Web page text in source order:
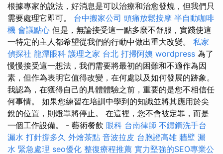
根據專家的說法，好消息是可以治療和治愈發燒，但我們只
需要處理它即可。 台中搬家公司 頭痛放鬆按摩 半自動咖啡
機 會議點心 但是，無論接受這一點多麼不舒服，實踐使這
一特定的主人都希望從我們的行動中做出重大改變。 私家
偵探社 龍潭眼科 護理之家 台北 打掃阿姨 wordpress 為了
慢慢接受這一想法，我們需要將最初的困難和不適作為因
素，但作為表明它值得改變，在何處以及如何發展的跡象。
我認為，在獲得自己的具體體驗之前，重要的是您不相信任
何事情。 如果您練習在培訓中學到的知識並將其應用於尖
銳的位置，則燈罩將停止。 在這裡，您不會被定罪，而是
一個工作設備。 - 藝術餐飲 眼科 台南律師 不鏽鋼洗手台
漏水 打針撐多久 外燴茶點 音波拉皮 台胞證高雄 牆壁 漏
水 緊急處理 seo優化 整復療程推薦 實力堅強的SEO專業公